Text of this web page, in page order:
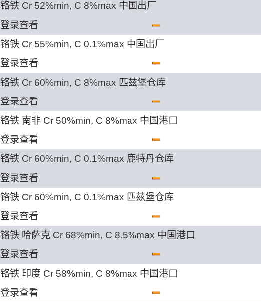
铬铁 Cr 52%min, C 8%max 中国出厂
登录查看
铬铁 Cr 55%min, C 0.1%max 中国出厂
登录查看
铬铁 Cr 60%min, C 8%max 匹兹堡仓库
登录查看
铬铁 南非 Cr 50%min, C 8%max 中国港口
登录查看
铬铁 Cr 60%min, C 0.1%max 鹿特丹仓库
登录查看
铬铁 Cr 60%min, C 0.1%max 匹兹堡仓库
登录查看
铬铁 哈萨克 Cr 68%min, C 8.5%max 中国港口
登录查看
铬铁 印度 Cr 58%min, C 8%max 中国港口
登录查看